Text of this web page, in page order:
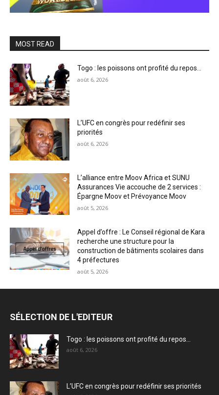
MOST READ
Togo : les poissons ont profité du repos…
août 6, 2026
L’UFC en congrès pour redéfinir ses
priorités
août 6, 2026
L’alliance entre Moov Africa et SUNU
Assurances Vie accouche de 2 services :
Épargne Moov et Prévoyance Moov
août 5, 2026
Appel d’offre : Le Conseil régional de Kara
recherche une structure pour la
construction de bâtiments scolaires dans
4 préfectures
août 5, 2026
SÉLECTION DE L'EDITEUR
Togo : les poissons ont profité du repos…
août 6, 2026
L’UFC en congrès pour redéfinir ses priorités